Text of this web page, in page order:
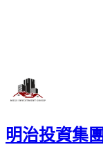
明治投資集團